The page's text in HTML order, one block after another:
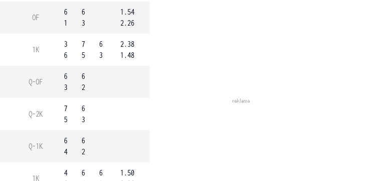
OF
6
1
6
3
1.54
2.26
1K
3
6
7
5
6
3
2.38
1.48
Q-OF
6
3
6
2
Q-2K
7
5
6
3
Q-1K
6
4
6
2
1K
4
6
6
1.50